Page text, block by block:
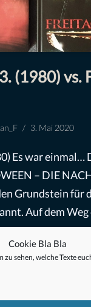
Cookie Bla Bla
sehen, welche Texte
(1980) vs.
3. Mai 2020
Es war einmal…
– DIE
Grundstein für
Auf dem